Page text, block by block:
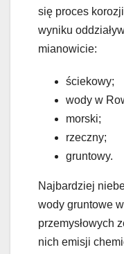
się proces
wyniku
mianowicie:
ściekowy;
wody w
morski;
rzeczny;
gruntowy.
Najbardziej
wody gruntowe
przemysłowych
nich emisji